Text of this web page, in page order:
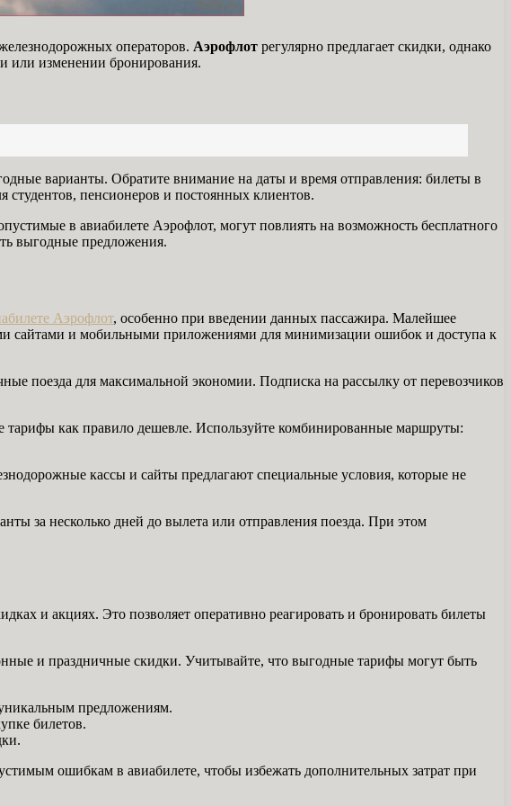
операторов. Аэрофлот регулярно предлагает скидки, однако
или изменении бронирования.
варианты. Обратите внимание на даты и время отправления: билеты в
студентов, пенсионеров и постоянных клиентов.
в авиабилете Аэрофлот, могут повлиять на возможность бесплатного
выгодные предложения.
Аэрофлот, особенно при введении данных пассажира. Малейшее
сайтами и мобильными приложениями для минимизации ошибок и доступа к
поезда для максимальной экономии. Подписка на рассылку от перевозчиков
как правило дешевле. Используйте комбинированные маршруты:
кассы и сайты предлагают специальные условия, которые не
за несколько дней до вылета или отправления поезда. При этом
и акциях. Это позволяет оперативно реагировать и бронировать билеты
и праздничные скидки. Учитывайте, что выгодные тарифы могут быть
предложениям.
билетов.
ошибкам в авиабилете, чтобы избежать дополнительных затрат при